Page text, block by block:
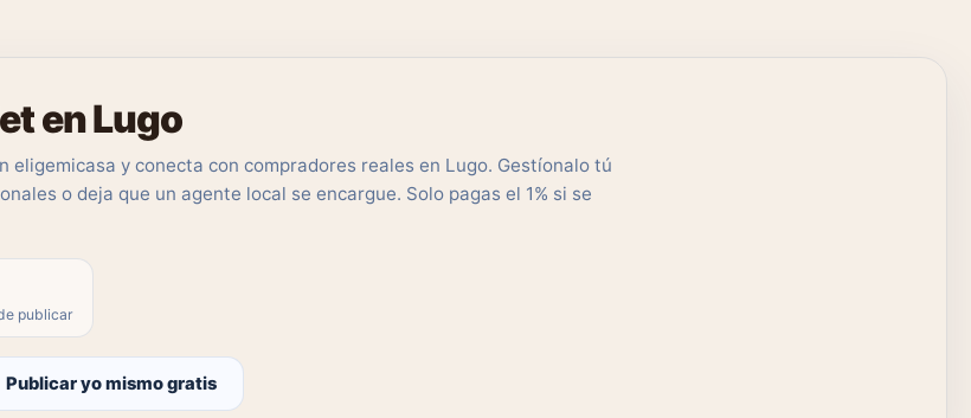
en Lugo
eligemicasa y conecta con compradores reales en Lugo. Gestíonalo tú
o deja que un agente local se encargue. Solo pagas el 1% si se
publicar
Publicar yo mismo gratis